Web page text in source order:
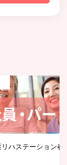
ハステーション春